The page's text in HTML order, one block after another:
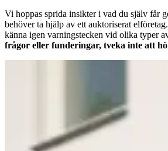
Vi hoppas sprida insikter i vad du själv får
behöver ta hjälp av ett auktoriserat
känna igen varningstecken vid olika typer
frågor eller funderingar, tveka inte att